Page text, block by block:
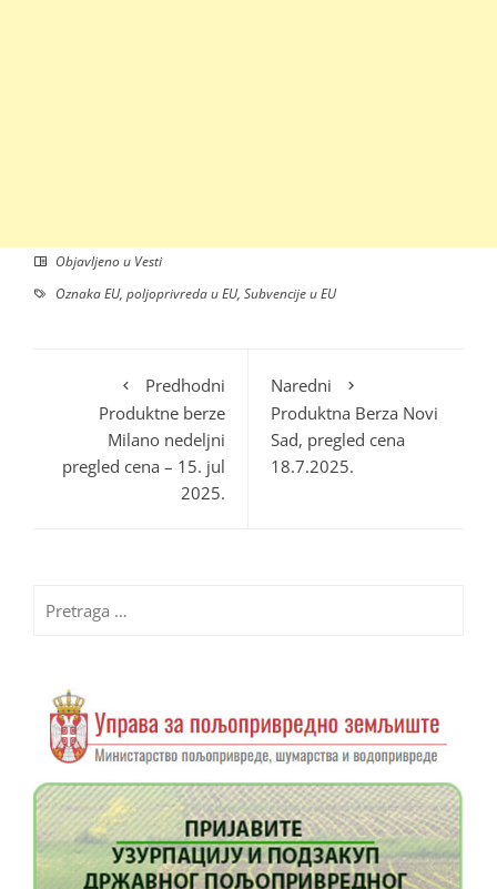
Objavljeno u Vesti
OznakaEU, poljoprivreda u EU, Subvencije u EU
Predhodni
Produktne berze
Milano nedeljni
pregled cena – 15. jul
2025.
Naredni
Produktna Berza Novi
Sad, pregled cena
18.7.2025.
za: